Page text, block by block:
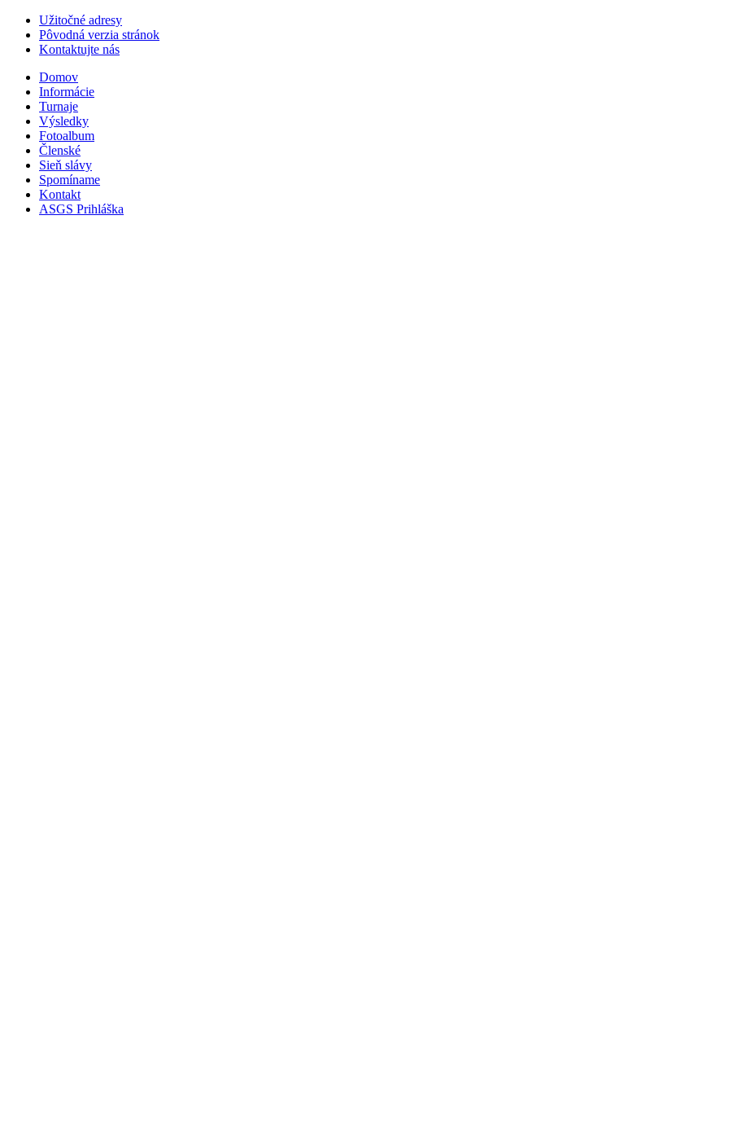
Užitočné adresy
Pôvodná verzia stránok
Kontaktujte nás
Domov
Informácie
Turnaje
Výsledky
Fotoalbum
Členské
Sieň slávy
Spomíname
Kontakt
ASGS Prihláška